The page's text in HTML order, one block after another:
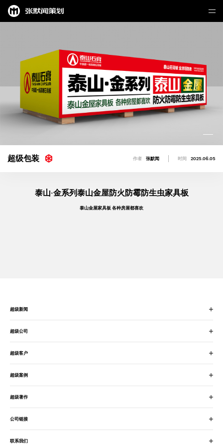
超级包装 作者 张默闻 时间 2025.06.05
泰山·金系列泰山金屋防火防霉防生虫家具板
泰山金屋家具板 各种房屋都喜欢
超级新闻
超级公司
超级客户
超级案例
超级著作
公司链接
联系我们